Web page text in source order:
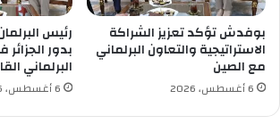
م
ن
ب
ر
ن
م
ل
ت
ك
و
ي
بوفدش تؤكد تعزيز الشراكة
الاستراتيجية والتعاون البرلماني
مع الصين
6 أغسطس، 2026
رئيس
بدور
البرلماني
6 أغسطس، 2026